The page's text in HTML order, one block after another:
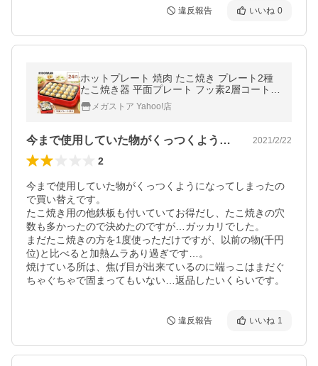
違反報告 いいね 0
ホットプレート 焼肉 たこ焼き プレート2種
たこ焼き器 平面プレート フッ素2層コート
焦げ付きにくい 着脱式 アイリスオーヤマ P
HP-24W-R *
メガストア Yahoo!店
今まで使用していた物がくっつくようにな… 2021/2/22
2
今まで使用していた物がくっつくようになってしまったの
で買い替えです。
たこ焼き用の他鉄板も付いていてお得だし、たこ焼きの穴
数も多かったので決めたのですが…ガッカリでした。
まだたこ焼きの方を1度使っただけですが、以前の物(千円
位)と比べると加熱ムラあり過ぎです…。
焼けている所は、焦げ目が出来ているのに端っこはまだぐ
ちゃぐちゃで固まってもいない…返品したいくらいです。
違反報告 いいね 1